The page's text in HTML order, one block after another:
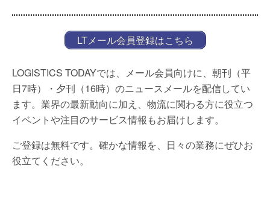
LTメール会員登録はこちら
LOGISTICS TODAYでは、メール会員向けに、朝刊（平
日7時）・夕刊（16時）のニュースメールを配信してい
ます。業界の最新動向に加え、物流に関わる方に役立つ
イベントや注目のサービス情報もお届けします。
ご登録は無料です。確かな情報を、日々の業務にぜひお
役立てください。